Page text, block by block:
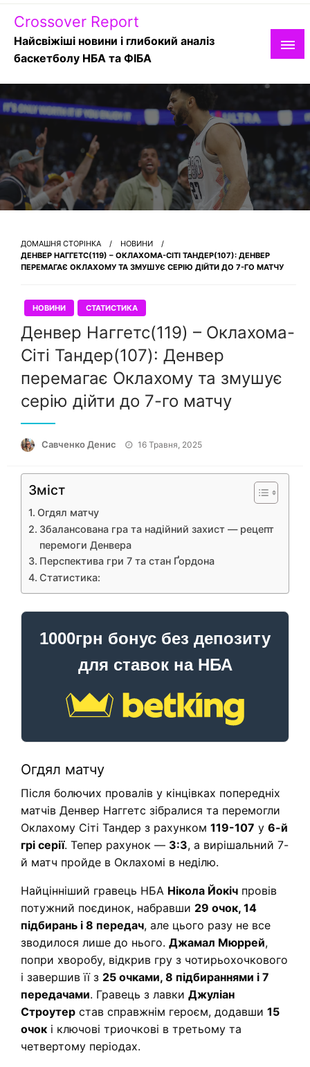
Skip
content
Crossover Report
Найсвіжіші новини і глибокий аналіз
баскетболу НБА та ФІБА
ДОМАШНЯ СТОРІНКА
НОВИНИ
ДЕНВЕР НАГГЕТС(119) – ОКЛАХОМА-СІТІ ТАНДЕР(107): ДЕНВЕР
ПЕРЕМАГАЄ ОКЛАХОМУ ТА ЗМУШУЄ СЕРІЮ ДІЙТИ ДО 7-ГО МАТЧУ
НОВИНИ СТАТИСТИКА
Денвер Наггетс(119) – Оклахома-
Сіті Тандер(107): Денвер
перемагає Оклахому та змушує
серію дійти до 7-го матчу
Савченко Денис Опубліковано
16 Травня, 2025
Зміст
Огдял матчу
Збалансована гра та надійний захист — рецепт
перемоги Денвера
Перспектива гри 7 та стан Ґордона
Статистика:
1000грн бонус без депозиту
для ставок на НБА
Огдял матчу
Після болючих провалів у кінцівках попередніх
матчів Денвер Наггетс зібралися та перемогли
Оклахому Сіті Тандер з рахунком 119-107 у 6-й
грі серії. Тепер рахунок — 3:3, а вирішальний 7-
й матч пройде в Оклахомі в неділю.
Найцінніший гравець НБА Нікола Йокіч провів
потужний поєдинок, набравши 29 очок, 14
підбирань і 8 передач, але цього разу не все
зводилося лише до нього. Джамал Мюррей,
попри хворобу, відкрив гру з чотирьохочкового
і завершив її з 25 очками, 8 підбираннями і 7
передачами. Гравець з лавки Джуліан
Строутер став справжнім героєм, додавши 15
очок і ключові триочкові в третьому та
четвертому періодах.